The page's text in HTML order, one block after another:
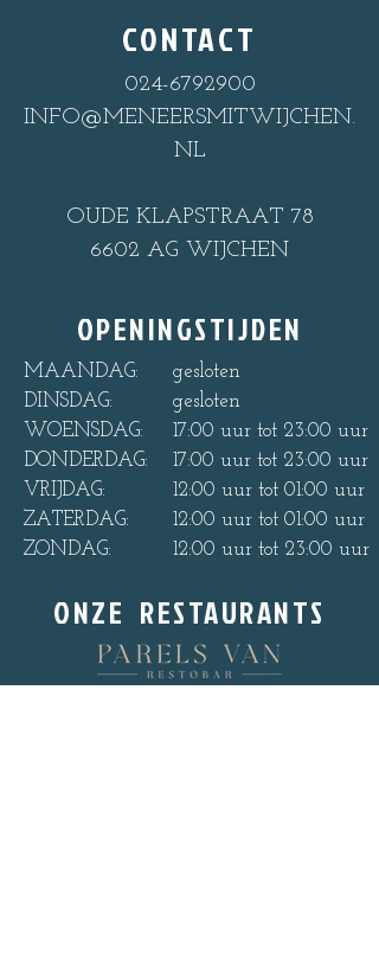
CONTACT
024-6792900
INFO@MENEERSMITWIJCHEN.
NL
OUDE KLAPSTRAAT 78
6602 AG WIJCHEN
OPENINGSTIJDEN
MAANDAG:
DINSDAG:
WOENSDAG:
DONDERDAG:
VRIJDAG:
ZATERDAG:
ZONDAG:
gesloten
gesloten
17:00 uur tot 23:00
17:00 uur tot 23:00 uur
12:00 uur tot 01:00
12:00 uur tot 01:00 uur
12:00 uur tot 23:00
ONZE RESTAURANTS